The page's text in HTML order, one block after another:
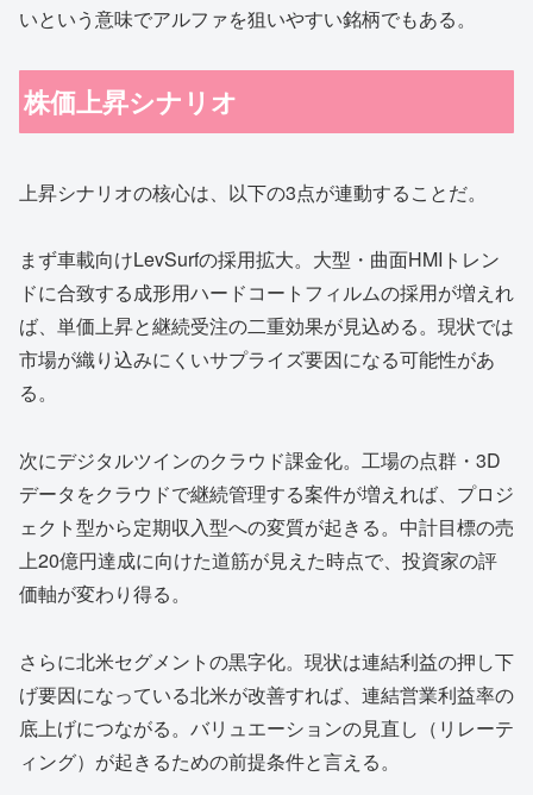
いという意味でアルファを狙いやすい銘柄でもある。
株価上昇シナリオ
上昇シナリオの核心は、以下の3点が連動することだ。
まず車載向けLevSurfの採用拡大。大型・曲面HMIトレン
ドに合致する成形用ハードコートフィルムの採用が増えれ
ば、単価上昇と継続受注の二重効果が見込める。現状では
市場が織り込みにくいサプライズ要因になる可能性があ
る。
次にデジタルツインのクラウド課金化。工場の点群・3D
データをクラウドで継続管理する案件が増えれば、プロジ
ェクト型から定期収入型への変質が起きる。中計目標の売
上20億円達成に向けた道筋が見えた時点で、投資家の評
価軸が変わり得る。
さらに北米セグメントの黒字化。現状は連結利益の押し下
げ要因になっている北米が改善すれば、連結営業利益率の
底上げにつながる。バリュエーションの見直し（リレーテ
ィング）が起きるための前提条件と言える。